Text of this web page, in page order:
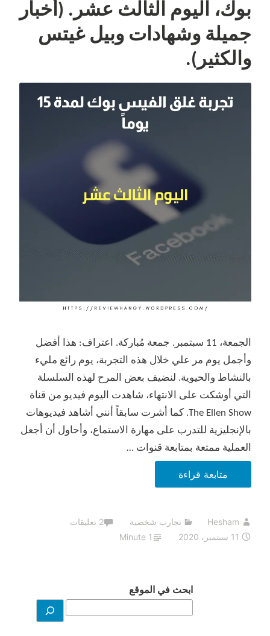
بوك، اليوم الثالث عشر. (أخبار
جميلة وشهادات وبيل غيتس
والكثير).
الجمعة، 11 سبتمبر. جمعة مُباركة. اعتراف: هذا أفضل
وأجمل يوم مر علي خلال هذه التجربة، يوم رائع مليء
بالنشاط والحيوية. لنضيف بعض المرح لهذه السلسلة
التي أوشكت على الانتهاء، شاهدت اليوم فيديو من قناة
The Ellen Show. كما أشرت سابقاً أنني أشاهد فيديوهات
بالإنجليزية للتدرب على مهارة الاستماع، وأحاول أن أجعل
العملية ممتعة بمتابعة قنوات …
متابعة قراءة
في
عن
الفيس
الثالث
Hesham تجارب شخصية
2 تعليقات
11 سبتمبر، 2020
1 Minute
ابحث في الموقع